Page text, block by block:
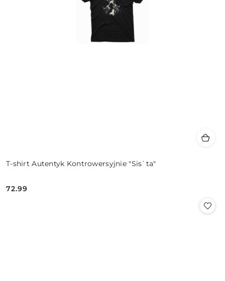
T-shirt Autentyk Kontrowersyjnie "Sis`ta"
Cena:
72.99